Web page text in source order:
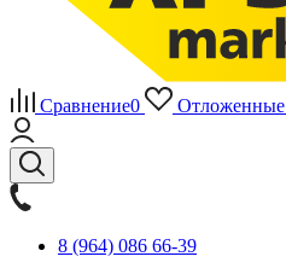
Сравнение0 Отложенные
8 (964) 086 66-39